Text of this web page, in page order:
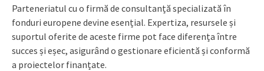
Parteneriatul cu o firmă de consultanță specializată în
fonduri europene devine esențial. Expertiza, resursele și
suportul oferite de aceste firme pot face diferența între
succes și eșec, asigurând o gestionare eficientă și conformă
a proiectelor finanțate.